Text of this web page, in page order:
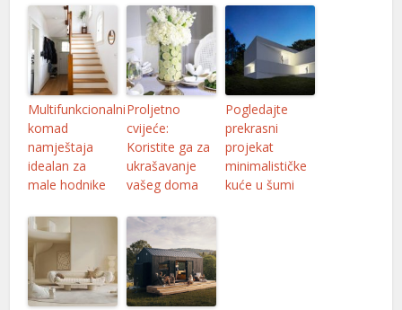
Multifunkcionalni
komad
namještaja
idealan za
male hodnike
Proljetno
cvijeće:
Koristite ga za
ukrašavanje
vašeg doma
Pogledajte
prekrasni
projekat
minimalističke
kuće u šumi